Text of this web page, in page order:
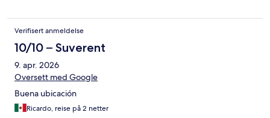
Verifisert anmeldelse
10/10 – Suverent
9. apr. 2026
Oversett med Google
Buena ubicación
Ricardo, reise på 2 netter